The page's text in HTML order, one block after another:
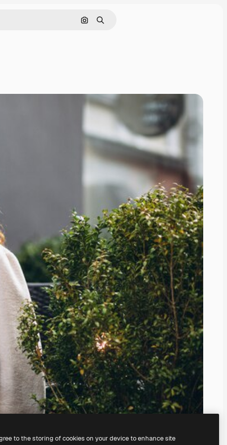
Buscar por imagen
Buscar
to the storing of cookies on your device to enhance site